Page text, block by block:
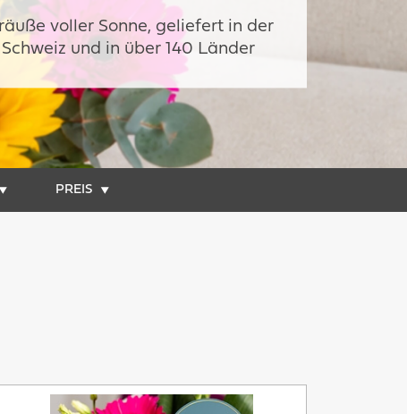
voller Sonne, geliefert in der
Schweiz und in über 140 Länder
PREIS